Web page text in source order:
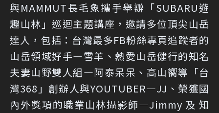
與MAMMUT長毛象攜手舉辧「SUBARU遊
趣山林」巡迴主題講座，邀請多位頂尖山岳
達人，包括：台灣最多FB粉絲專頁追蹤者的
山岳領域好手—雪羊、熱愛山岳健行的知名
夫妻山野雙人組—阿泰呆呆、高山嚮導「台
灣368」創辦人與YOUTUBER—JJ、榮獲國
內外獎項的職業山林攝影師—Jimmy 及 知